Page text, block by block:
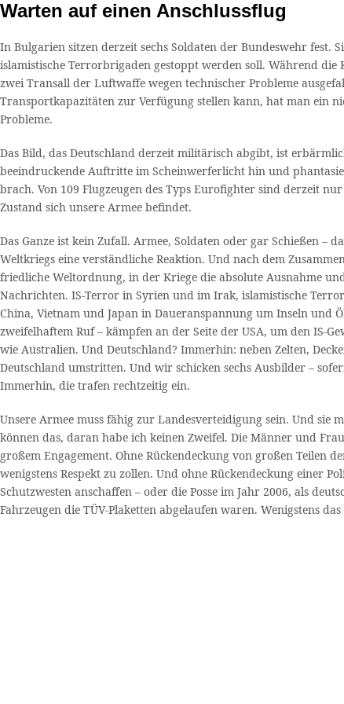
Warten auf einen Anschlussflug
In Bulgarien sitzen derzeit sechs Soldaten der Bundeswehr
islamistische Terrorbrigaden gestoppt werden soll. Während
zwei Transall der Luftwaffe wegen technischer Probleme
Transportkapazitäten zur Verfügung stellen kann, hat man ein
Probleme.
Das Bild, das Deutschland derzeit militärisch abgibt, ist
beeindruckende Auftritte im Scheinwerferlicht hin und
brach. Von 109 Flugzeugen des Typs Eurofighter sind derzeit
Zustand sich unsere Armee befindet.
Das Ganze ist kein Zufall. Armee, Soldaten oder gar Schießen –
Weltkriegs eine verständliche Reaktion. Und nach dem
friedliche Weltordnung, in der Kriege die absolute Ausnahme
Nachrichten. IS-Terror in Syrien und im Irak, islamistische
China, Vietnam und Japan in Daueranspannung um Inseln und
zweifelhaftem Ruf – kämpfen an der Seite der USA, um den IS-
wie Australien. Und Deutschland? Immerhin: neben Zelten,
Deutschland umstritten. Und wir schicken sechs Ausbilder –
Immerhin, die trafen rechtzeitig ein.
Unsere Armee muss fähig zur Landesverteidigung sein. Und sie
können das, daran habe ich keinen Zweifel. Die Männer und
großem Engagement. Ohne Rückendeckung von großen Teilen
wenigstens Respekt zu zollen. Und ohne Rückendeckung einer
Schutzwesten anschaffen – oder die Posse im Jahr 2006, als
Fahrzeugen die TÜV-Plaketten abgelaufen waren. Wenigstens